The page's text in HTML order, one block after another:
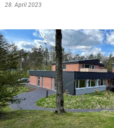
28. April 2023